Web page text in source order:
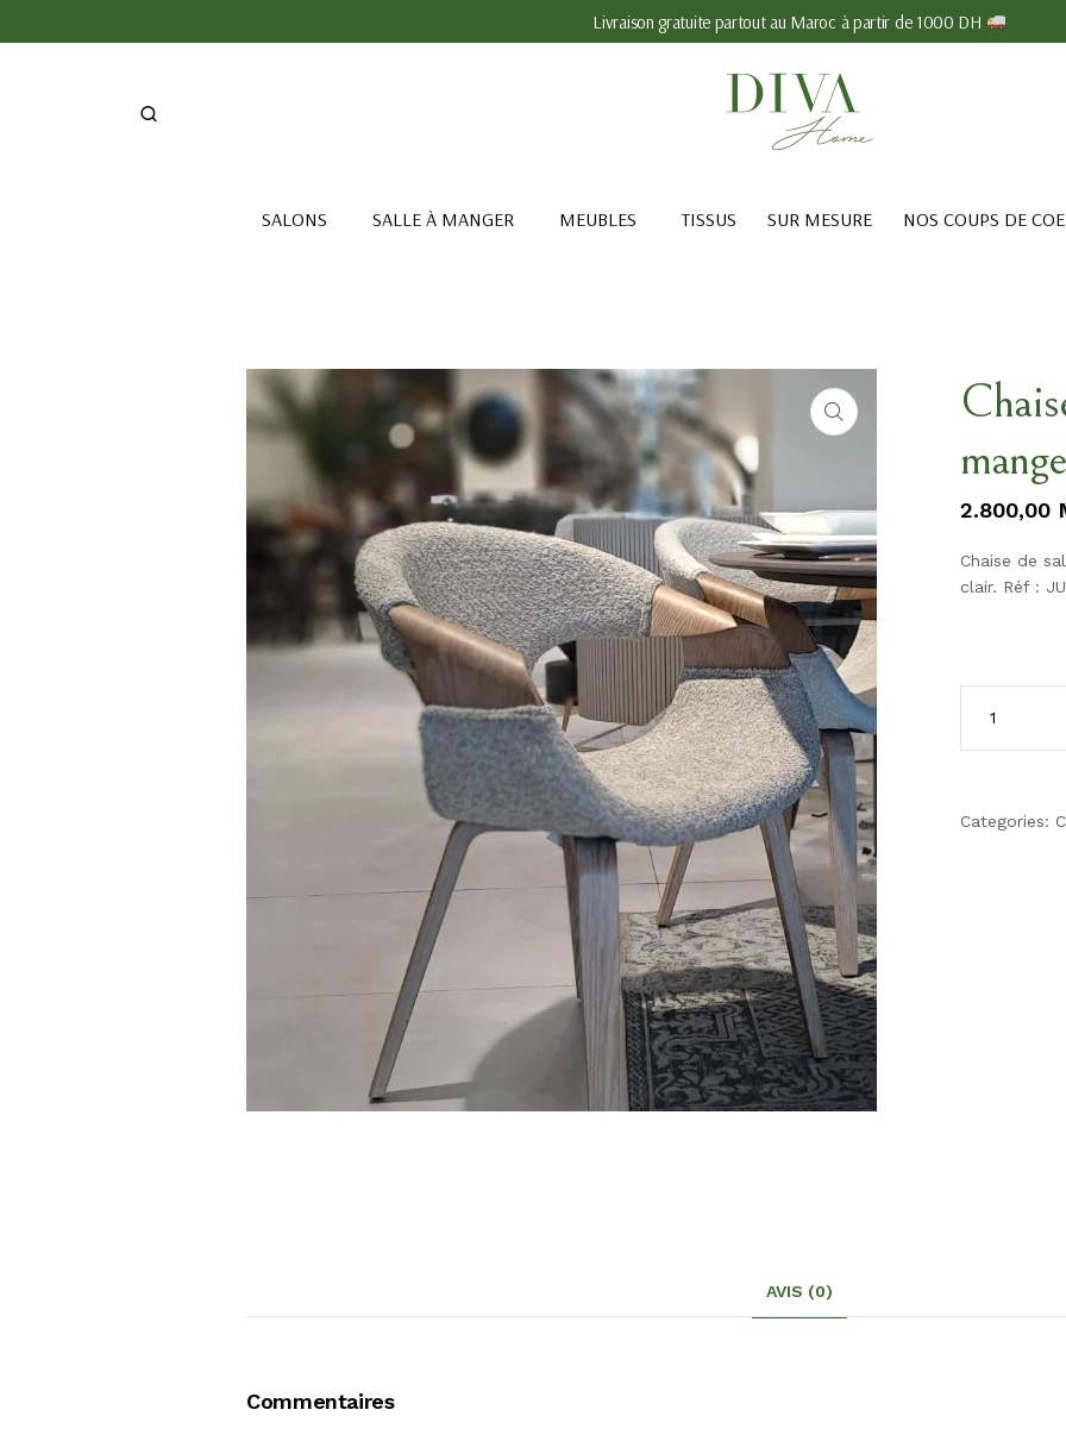
Livraison gratuite partout au Maroc à partir de 1000 DH
SALONS SALLE À MANGER MEUBLES TISSUS SUR MESURE NOS COUPS DE
2.800,00
Chaise de
clair. Réf :
Categories:
AVIS (0)
Commentaires